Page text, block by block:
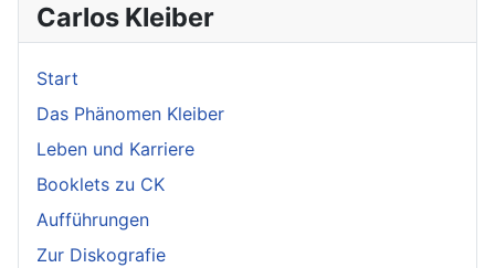
Carlos Kleiber
Start
Das Phänomen Kleiber
Leben und Karriere
Booklets zu CK
Aufführungen
Zur Diskografie